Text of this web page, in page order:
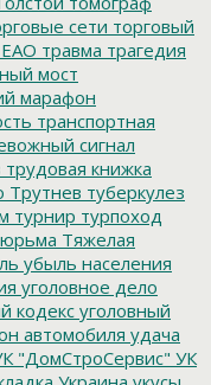
сети торговый
травма трагедия
мост
марафон
транспортная
сигнал
трудовая книжка
Трутнев туберкулез
турнир турпоход
Тяжелая
убыль населения
уголовное дело
кодекс уголовный
автомобиля удача
"ДомСтроСервис" УК